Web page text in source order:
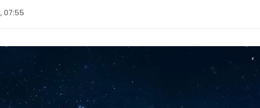
07:55